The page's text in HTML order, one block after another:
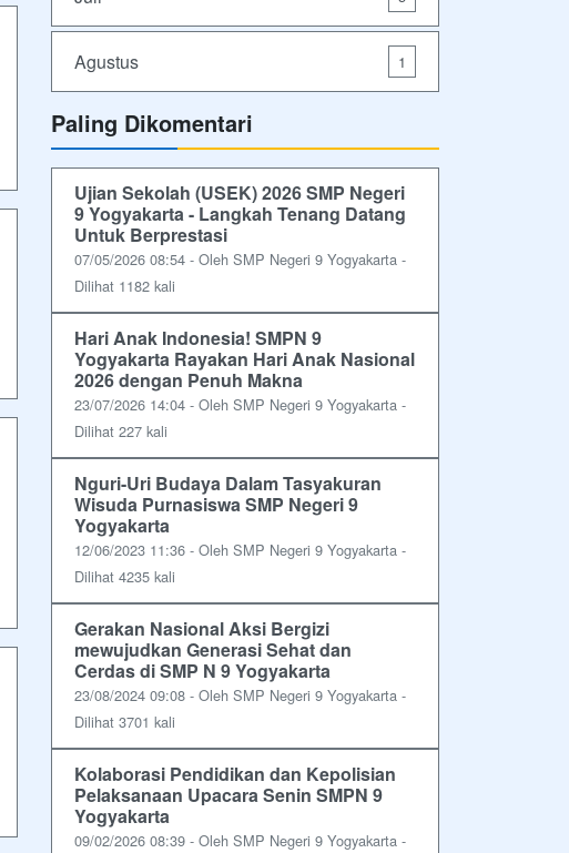
Agustus 1
Paling Dikomentari
Ujian Sekolah (USEK) 2026 SMP Negeri
9 Yogyakarta - Langkah Tenang Datang
Untuk Berprestasi
07/05/2026 08:54 - Oleh SMP Negeri 9 Yogyakarta -
Dilihat 1182 kali
Hari Anak Indonesia! SMPN 9
Yogyakarta Rayakan Hari Anak Nasional
2026 dengan Penuh Makna
23/07/2026 14:04 - Oleh SMP Negeri 9 Yogyakarta -
Dilihat 227 kali
Nguri-Uri Budaya Dalam Tasyakuran
Wisuda Purnasiswa SMP Negeri 9
Yogyakarta
12/06/2023 11:36 - Oleh SMP Negeri 9 Yogyakarta -
Dilihat 4235 kali
Gerakan Nasional Aksi Bergizi
mewujudkan Generasi Sehat dan
Cerdas di SMP N 9 Yogyakarta
23/08/2024 09:08 - Oleh SMP Negeri 9 Yogyakarta -
Dilihat 3701 kali
Kolaborasi Pendidikan dan Kepolisian
Pelaksanaan Upacara Senin SMPN 9
Yogyakarta
09/02/2026 08:39 - Oleh SMP Negeri 9 Yogyakarta -